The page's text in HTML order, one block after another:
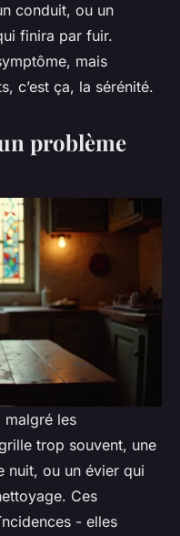
conduit, ou un
finira par fuir.
mais
c’est ça, la sérénité.
problème
malgré les
trop souvent, une
nuit, ou un évier qui
Ces
- elles